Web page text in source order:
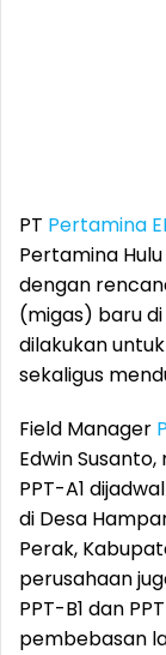
PT Pertamina
Pertamina
dengan
(migas) baru
dilakukan
sekaligus
Field Manager
Edwin
PPT-A1
di Desa
Perak,
perusahaan
PPT-B1 dan
pembebasan